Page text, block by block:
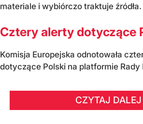
materiale i wybiórczo traktuje źródła.
Cztery alerty dotyczące
Komisja Europejska odnotowała
dotyczące Polski na platformie Rady
CZYTAJ DALEJ